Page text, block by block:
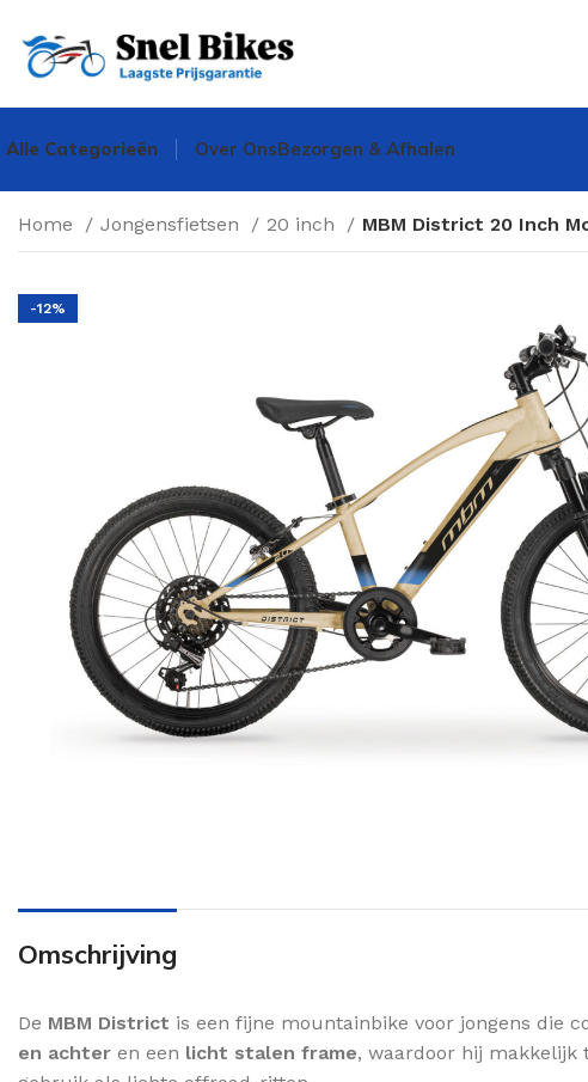
Alle Categorieën Over OnsBezorgen & Afhalen
Home Jongensfietsen 20 inch MBM District 20 Inch
-12%
Omschrijving
De MBM District is een fijne mountainbike voor jongens die
en achter en een licht stalen frame, waardoor hij makkelijk